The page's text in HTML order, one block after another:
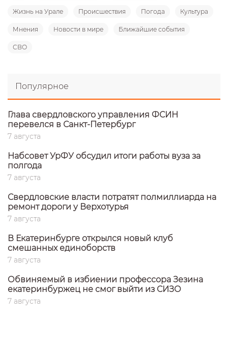
Жизнь на Урале Происшествия Погода Культура
Мнения Новости в мире Ближайшие события
СВО
Популярное
Глава свердловского управления ФСИН
перевелся в Санкт-Петербург
7 августа
Набсовет УрФУ обсудил итоги работы вуза за
полгода
7 августа
Свердловские власти потратят полмиллиарда на
ремонт дороги у Верхотурья
7 августа
В Екатеринбурге открылся новый клуб
смешанных единоборств
7 августа
Обвиняемый в избиении профессора Зезина
екатеринбуржец не смог выйти из СИЗО
7 августа